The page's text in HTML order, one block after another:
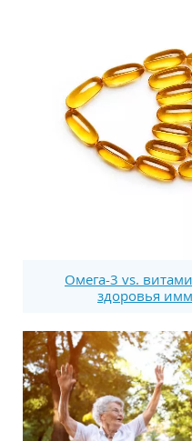
Омега-3 vs.
здоровья